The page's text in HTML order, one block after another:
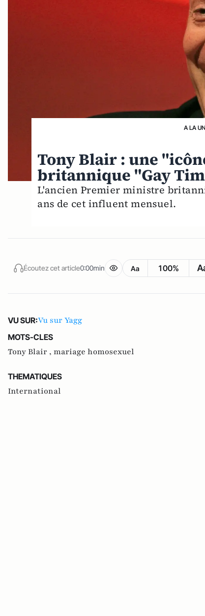
A LA
Tony Blair : une
britannique "Gay
L'ancien Premier ministre
ans de cet influent mensuel.
Écoutez cet article0:00min Aa 100%
VU SUR:Vu sur Yagg
MOTS-CLES
Tony Blair , mariage homosexuel
THEMATIQUES
International